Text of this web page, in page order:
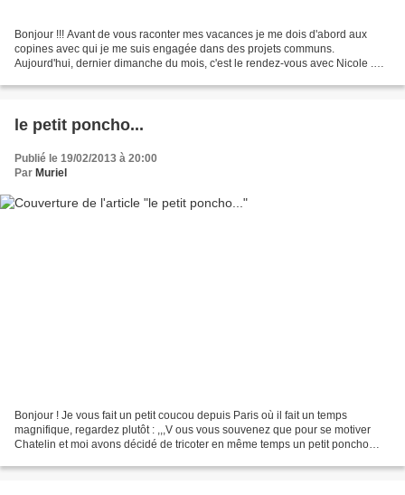
Bonjour !!! Avant de vous raconter mes vacances je me dois d'abord aux
copines avec qui je me suis engagée dans des projets communs.
Aujourd'hui, dernier dimanche du mois, c'est le rendez-vous avec Nicole .
le petit poncho...
Publié le 19/02/2013 à 20:00
Par Muriel
Bonjour ! Je vous fait un petit coucou depuis Paris où il fait un temps
magnifique, regardez plutôt : ,,,V ous vous souvenez que pour se motiver
Chatelin et moi avons décidé de tricoter en même temps un petit poncho